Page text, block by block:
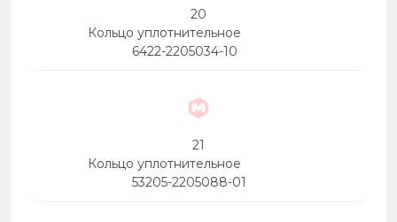
20
Кольцо уплотнительное
6422-2205034-10
21
Кольцо уплотнительное
53205-2205088-01